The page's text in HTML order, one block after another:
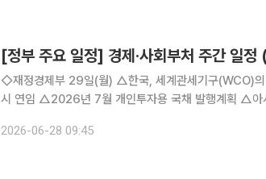
[정부 주요 일정] 경제·사회부처 주간 일
◇재정경제부 29일(월) △한국, 세계관세기구(WCO)의 핵심인 정책위원회·재정위원회 위원국 동
시 연임 △2026년 7월 개인투자용 국채 발행계획 △아시아 중견공무원 초청 연수 실시 △2026
가데이터처, 카자흐스탄 통계청 및 아시아 개발은행(ADB
2026-06-28 09:45